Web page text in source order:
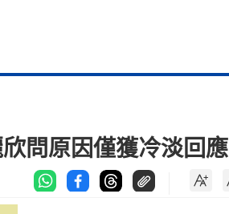
問原因僅獲冷淡回應